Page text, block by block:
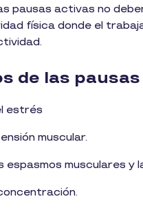
pausas activas no
física donde el
de las
estrés
muscular.
espasmos musculares y